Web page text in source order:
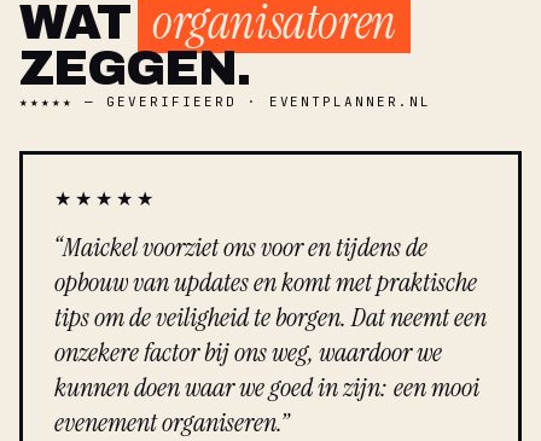
WAT organisatoren
ZEGGEN.
★★★★★ — GEVERIFIEERD · EVENTPLANNER.NL
★★★★★
“Maickel voorziet ons voor en tijdens de
opbouw van updates en komt met praktische
tips om de veiligheid te borgen. Dat neemt een
onzekere factor bij ons weg, waardoor we
kunnen doen waar we goed in zijn: een mooi
evenement organiseren.”